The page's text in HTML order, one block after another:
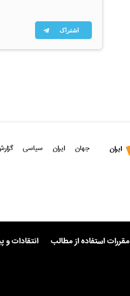
اشتراک
ایران جهان ایران سیاسی
مقررات استفاده از مطالب انتقادات و